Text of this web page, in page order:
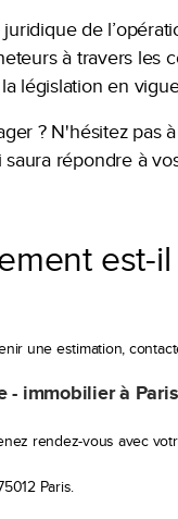
de
à travers les
législation en
? N'hésitez
répondre à
est-
une estimation,
- immobilier à
rendez-vous avec
Paris.